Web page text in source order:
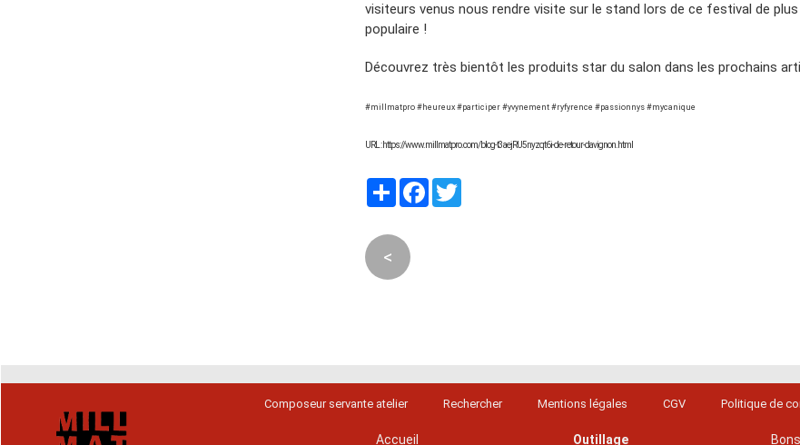
visiteurs venus nous rendre visite sur le stand lors de ce festival de plus
populaire !
Découvrez très bientôt les produits star du salon dans les prochains
#millmatpro #heureux #participer #yvynement #ryfyrence #passionnys #mycanique
URL : https://www.millmatpro.com/blog-t3aejRU5nyzqt6i-de-retour-davignon.html
PartagerFacebook
<
Composeur servante atelier Rechercher Mentions légales CGV Politique de
Accueil Outillage